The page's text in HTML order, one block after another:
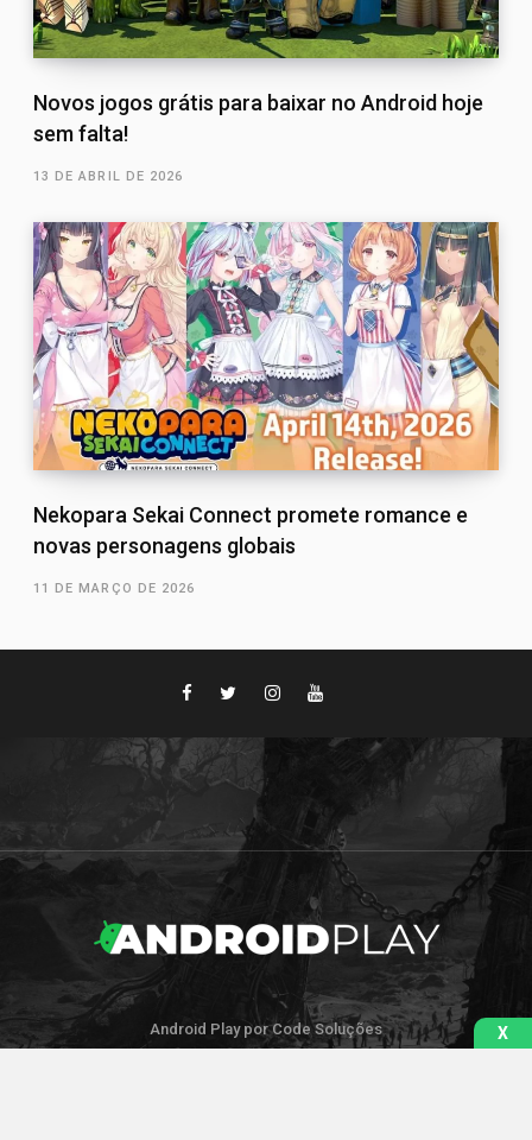
Novos jogos grátis para baixar no Android hoje
sem falta!
13 DE ABRIL DE 2026
Nekopara Sekai Connect promete romance e
novas personagens globais
11 DE MARÇO DE 2026
Android Play por Code Soluções X